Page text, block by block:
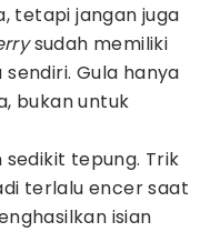
tetapi jangan juga
sudah memiliki
Gula hanya
bukan untuk
sedikit tepung. Trik
terlalu encer saat
isian